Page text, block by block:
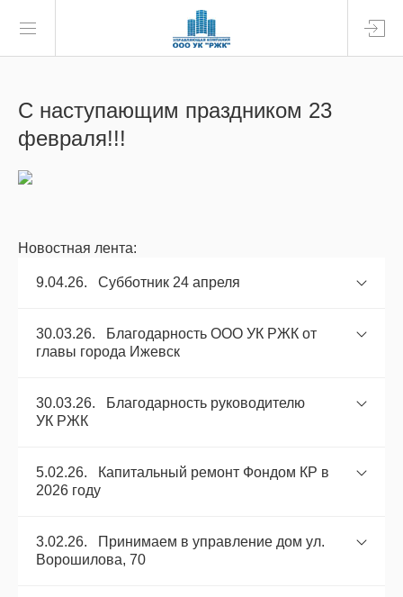
С наступающим праздником 23
февраля!!!
Новостная лента:
9.04.26. Субботник 24 апреля
30.03.26. Благодарность ООО УК РЖК от
главы города Ижевск
30.03.26. Благодарность руководителю
УК РЖК
5.02.26. Капитальный ремонт Фондом КР в
2026 году
3.02.26. Принимаем в управление дом ул.
Ворошилова, 70